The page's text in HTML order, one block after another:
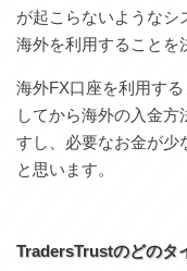
が起こらないようなシ
海外を利用することを
海外FX口座を利用す
してから海外の入金方
すし、必要なお金が少
と思います。
TradersTrustのどのタ